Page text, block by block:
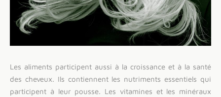
Les aliments participent aussi à la croissance et à la santé
des cheveux. Ils contiennent les nutriments essentiels qui
participent à leur pousse. Les vitamines et les minéraux